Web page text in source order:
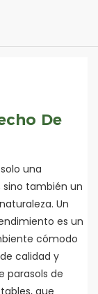
De
una
también un
Un
es un
cómodo
calidad y
parasols de
que